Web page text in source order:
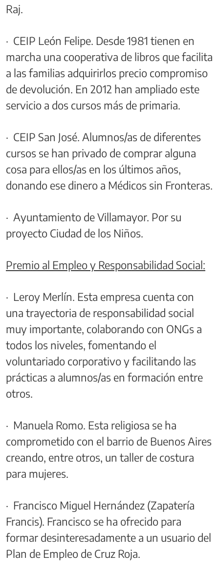
Raj.
· CEIP León Felipe. Desde 1981 tienen en
marcha una cooperativa de libros que facilita
a las familias adquirirlos precio compromiso
de devolución. En 2012 han ampliado este
servicio a dos cursos más de primaria.
· CEIP San José. Alumnos/as de diferentes
cursos se han privado de comprar alguna
cosa para ellos/as en los últimos años,
donando ese dinero a Médicos sin Fronteras.
· Ayuntamiento de Villamayor. Por su
proyecto Ciudad de los Niños.
Premio al Empleo y Responsabilidad Social:
· Leroy Merlín. Esta empresa cuenta con
una trayectoria de responsabilidad social
muy importante, colaborando con ONGs a
todos los niveles, fomentando el
voluntariado corporativo y facilitando las
prácticas a alumnos/as en formación entre
otros.
· Manuela Romo. Esta religiosa se ha
comprometido con el barrio de Buenos Aires
creando, entre otros, un taller de costura
para mujeres.
· Francisco Miguel Hernández (Zapatería
Francis). Francisco se ha ofrecido para
formar desinteresadamente a un usuario del
Plan de Empleo de Cruz Roja.